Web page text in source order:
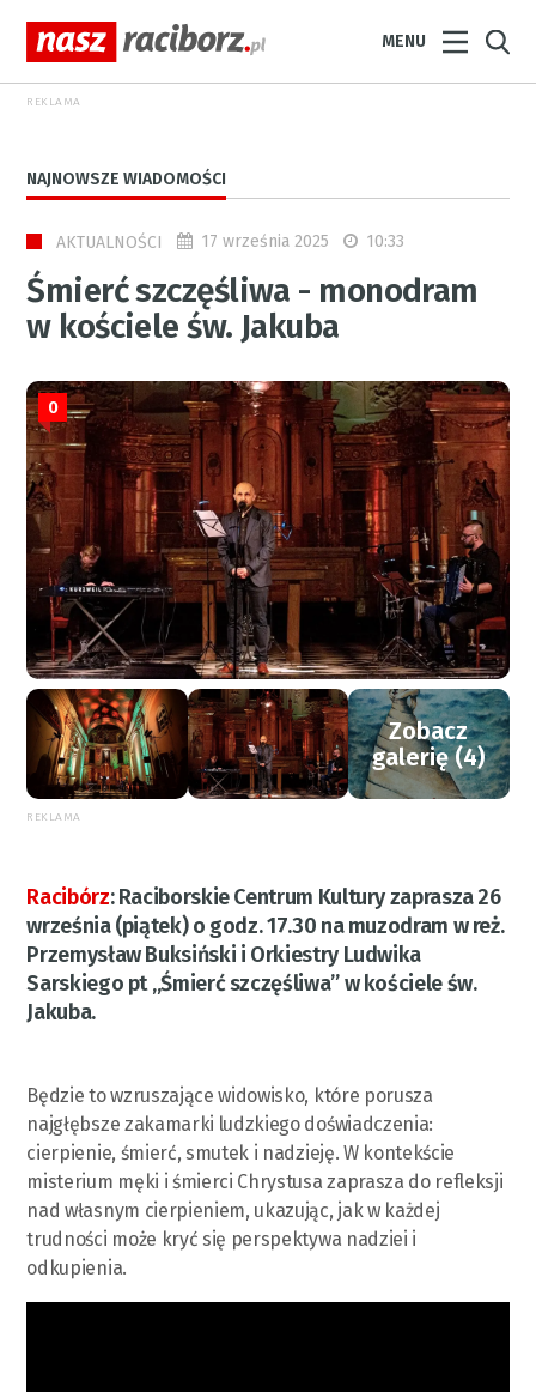
MENU
REKLAMA
NAJNOWSZE WIADOMOŚCI
AKTUALNOŚCI 17 września 2025 10:33
Śmierć szczęśliwa - monodram
w kościele św. Jakuba
0
Zobacz
galerię (4)
REKLAMA
Racibórz:Raciborskie Centrum Kultury zaprasza 26
września (piątek) o godz. 17.30 na muzodram w reż.
Przemysław Buksiński i Orkiestry Ludwika
Sarskiego pt „Śmierć szczęśliwa” w kościele św.
Jakuba.
Będzie to wzruszające widowisko, które porusza
najgłębsze zakamarki ludzkiego doświadczenia:
cierpienie, śmierć, smutek i nadzieję. W kontekście
misterium męki i śmierci Chrystusa zaprasza do refleksji
nad własnym cierpieniem, ukazując, jak w każdej
trudności może kryć się perspektywa nadziei i
odkupienia.